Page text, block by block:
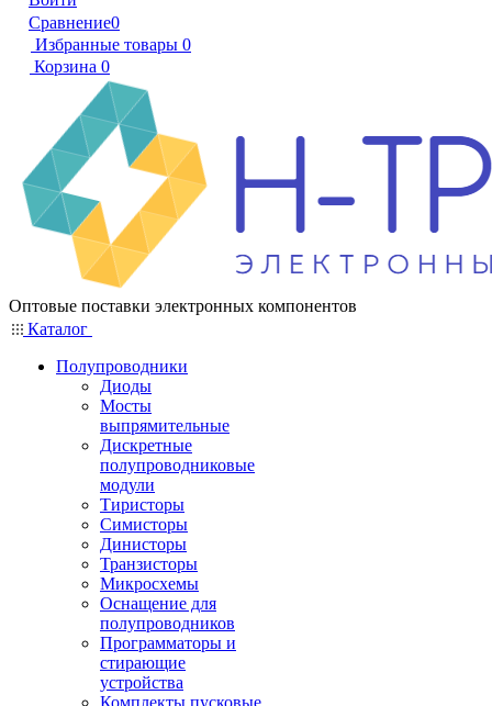
Сравнение0
Избранные товары 0
Корзина 0
Оптовые поставки электронных компонентов
Каталог
Полупроводники
Диоды
Мосты
выпрямительные
Дискретные
полупроводниковые
модули
Тиристоры
Симисторы
Динисторы
Транзисторы
Микросхемы
Оснащение для
полупроводников
Программаторы и
стирающие
устройства
Комплекты пусковые